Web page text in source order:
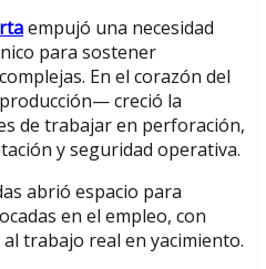
empujó una necesidad
para sostener
En el corazón del
creció la
de trabajar en perforación,
y seguridad operativa.
abrió espacio para
en el empleo, con
trabajo real en yacimiento.